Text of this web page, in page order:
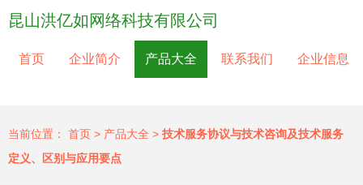
昆山洪亿如网络科技有限公司
首页 企业简介 产品大全 联系我们 企业信息
当前位置： 首页 > 产品大全 > 技术服务协议与技术咨询及技术服务
定义、区别与应用要点